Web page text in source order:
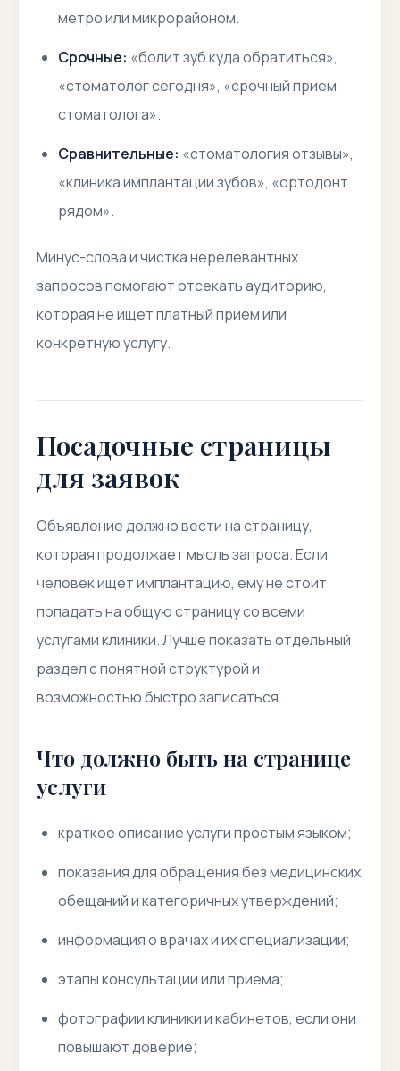
метро или микрорайоном.
Срочные: «болит зуб куда обратиться»,
«стоматолог сегодня», «срочный прием
стоматолога».
Сравнительные: «стоматология отзывы»,
«клиника имплантации зубов», «ортодонт
рядом».
Минус-слова и чистка нерелевантных
запросов помогают отсекать аудиторию,
которая не ищет платный прием или
конкретную услугу.
Посадочные страницы
для заявок
Объявление должно вести на страницу,
которая продолжает мысль запроса. Если
человек ищет имплантацию, ему не стоит
попадать на общую страницу со всеми
услугами клиники. Лучше показать отдельный
раздел с понятной структурой и
возможностью быстро записаться.
Что должно быть на странице
услуги
краткое описание услуги простым языком;
показания для обращения без медицинских
обещаний и категоричных утверждений;
информация о врачах и их специализации;
этапы консультации или приема;
фотографии клиники и кабинетов, если они
повышают доверие;